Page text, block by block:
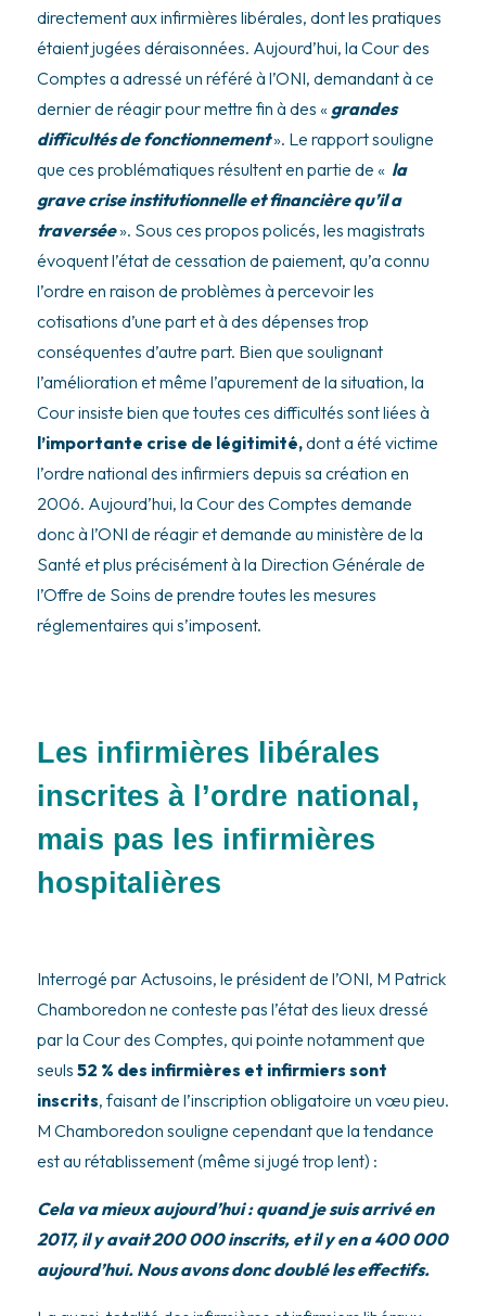
directement aux infirmières libérales, dont les pratiques
étaient jugées déraisonnées. Aujourd’hui, la Cour des
Comptes a adressé un référé à l’ONI, demandant à ce
dernier de réagir pour mettre fin à des «grandes
difficultés de fonctionnement». Le rapport souligne
que ces problématiques résultent en partie de « la
grave crise institutionnelle et financière qu’il a
traversée». Sous ces propos policés, les magistrats
évoquent l’état de cessation de paiement, qu’a connu
l’ordre en raison de problèmes à percevoir les
cotisations d’une part et à des dépenses trop
conséquentes d’autre part. Bien que soulignant
l’amélioration et même l’apurement de la situation, la
Cour insiste bien que toutes ces difficultés sont liées à
l’importante crise de légitimité,dont a été victime
l’ordre national des infirmiers depuis sa création en
2006. Aujourd’hui, la Cour des Comptes demande
donc à l’ONI de réagir et demande au ministère de la
Santé et plus précisément à la Direction Générale de
l’Offre de Soins de prendre toutes les mesures
réglementaires qui s’imposent.
Les infirmières libérales
inscrites à l’ordre national,
mais pas les infirmières
hospitalières
Interrogé par Actusoins, le président de l’ONI, M Patrick
Chamboredon ne conteste pas l’état des lieux dressé
par la Cour des Comptes, qui pointe notamment que
seuls 52 % des infirmières et infirmiers sont
inscrits, faisant de l’inscription obligatoire un vœu pieu.
M Chamboredon souligne cependant que la tendance
est au rétablissement (même si jugé trop lent) :
Cela va mieux aujourd’hui : quand je suis arrivé en
2017, il y avait 200 000 inscrits, et il y en a 400 000
aujourd’hui. Nous avons donc doublé les effectifs.